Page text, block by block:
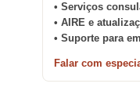
• Serviços
• AIRE e
• Suporte para
Falar com